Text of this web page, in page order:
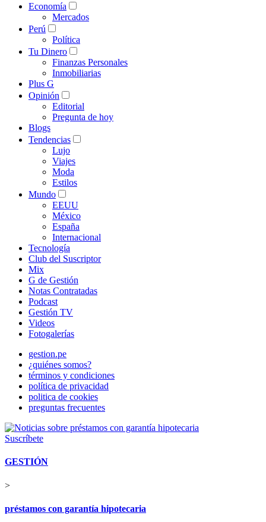
Economía
Mercados
Perú
Política
Tu Dinero
Finanzas Personales
Inmobiliarias
Plus G
Opinión
Editorial
Pregunta de hoy
Blogs
Tendencias
Lujo
Viajes
Moda
Estilos
Mundo
EEUU
México
España
Internacional
Tecnología
Club del Suscriptor
Mix
G de Gestión
Notas Contratadas
Podcast
Gestión TV
Videos
Fotogalerías
gestion.pe
¿quiénes somos?
términos y condiciones
política de privacidad
politica de cookies
preguntas frecuentes
Suscríbete
GESTIÓN
>
préstamos con garantía hipotecaria